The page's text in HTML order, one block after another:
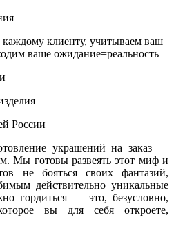
клиенту, учитываем ваш
ваше ожидание=реальность
России
украшений на заказ —
Мы готовы развеять этот миф и
не бояться своих фантазий,
действительно уникальные
гордиться — это, безусловно,
вы для себя откроете,